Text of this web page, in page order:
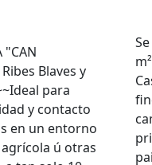
"CAN
Blaves y
para
y contacto
en un entorno
ú otras